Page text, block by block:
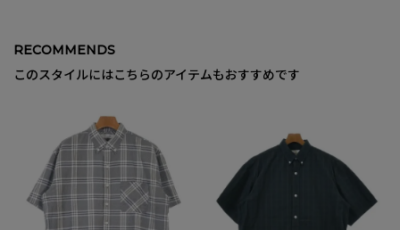
RECOMMENDS
このスタイルにはこちらのアイテムもおすすめです